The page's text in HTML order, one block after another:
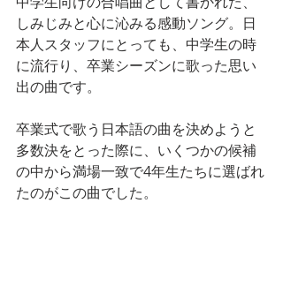
しみじみと心に沁みる感動ソング。日
本人スタッフにとっても、中学生の時
に流行り、卒業シーズンに歌った思い
出の曲です。
卒業式で歌う日本語の曲を決めようと
多数決をとった際に、いくつかの候補
の中から満場一致で4年生たちに選ばれ
たのがこの曲でした。